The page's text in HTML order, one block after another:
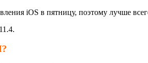
iOS в пятницу, поэтому лучше